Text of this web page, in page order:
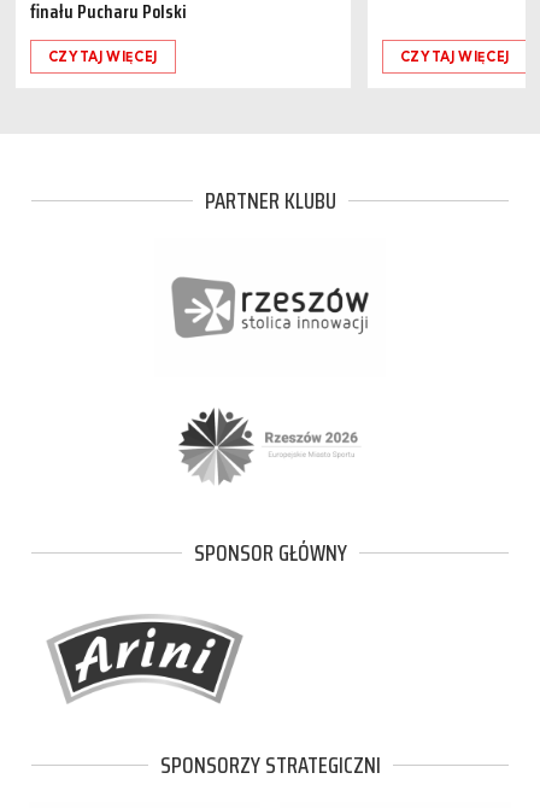
finału Pucharu Polski
CZYTAJ WIĘCEJ CZYTAJ WIĘCEJ
PARTNER KLUBU
SPONSOR GŁÓWNY
SPONSORZY STRATEGICZNI